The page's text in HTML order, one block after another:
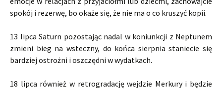
spokój i rezerwę, bo okaże się, że nie ma o co kruszyć kopii.
13 lipca Saturn pozostając nadal w koniunkcji z Neptunem
zmieni bieg na wsteczny, do końca sierpnia staniecie się
bardziej ostrożni i oszczędni w wydatkach.
18 lipca również w retrogradację wejdzie Merkury i będzie